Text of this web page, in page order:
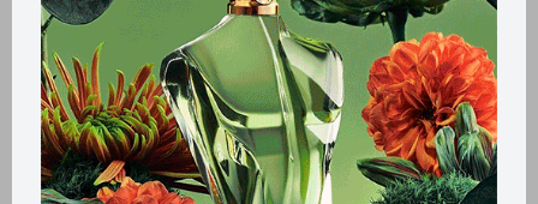
Métodos y costos de envío
Retiros gratuitos en tiendas